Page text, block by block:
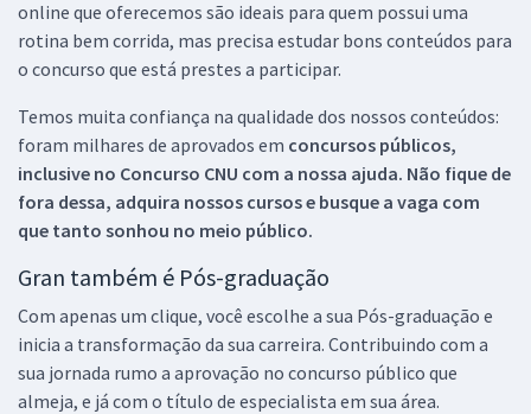
online que oferecemos são ideais para quem possui uma
rotina bem corrida, mas precisa estudar bons conteúdos para
o concurso que está prestes a participar.
Temos muita confiança na qualidade dos nossos conteúdos:
foram milhares de aprovados em concursos públicos,
inclusive no Concurso CNU com a nossa ajuda. Não fique de
fora dessa, adquira nossos cursos e busque a vaga com
que tanto sonhou no meio público.
Gran também é Pós-graduação
Com apenas um clique, você escolhe a sua Pós-graduação e
inicia a transformação da sua carreira. Contribuindo com a
sua jornada rumo a aprovação no concurso público que
almeja, e já com o título de especialista em sua área.